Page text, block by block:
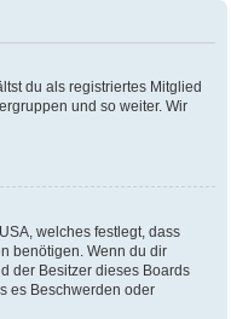
du als registriertes Mitglied
und so weiter. Wir
welches festlegt, dass
benötigen. Wenn du dir
der Besitzer dieses Boards
es Beschwerden oder